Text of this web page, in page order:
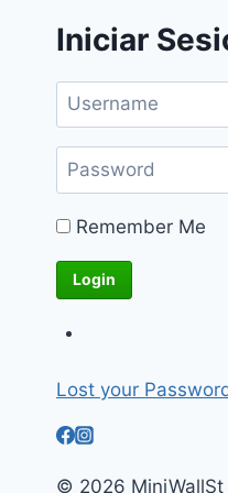
Iniciar
Remember Me
Lost your
© 2026